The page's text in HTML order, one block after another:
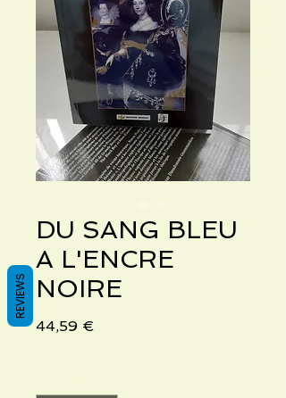
DU SANG BLEU
A L'ENCRE
NOIRE
44,59 €
REVIEWS